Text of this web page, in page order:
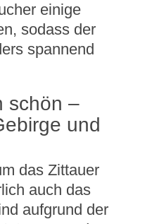
einige
sodass der
spannend
schön –
und
das Zittauer
auch das
aufgrund der